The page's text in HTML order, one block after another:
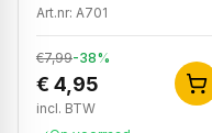
Kantelbaar, IP20, Wit
Art.nr: A701
€7,99-38%
€ 4,95
incl. BTW